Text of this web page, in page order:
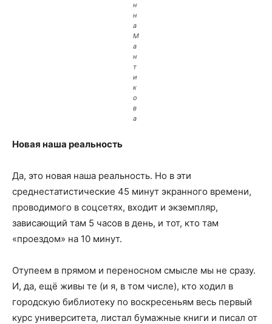
н
н
а
М
а
н
т
и
к
о
в
а
Новая наша реальность
Да, это новая наша реальность. Но в эти
среднестатистические 45 минут экранного времени,
проводимого в соцсетях, входит и экземпляр,
зависающий там 5 часов в день, и тот, кто там
«проездом» на 10 минут.
Отупеем в прямом и переносном смысле мы не сразу.
И, да, ещё живы те (и я, в том числе), кто ходил в
городскую библиотеку по воскресеньям весь первый
курс университета, листал бумажные книги и писал от